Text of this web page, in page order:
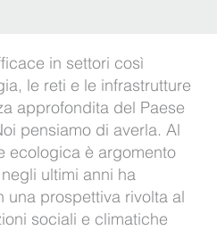
in settori così
le reti e le infrastrutture
approfondita del Paese
pensiamo di averla. Al
ecologica è argomento
ultimi anni ha
una prospettiva rivolta al
sociali e climatiche